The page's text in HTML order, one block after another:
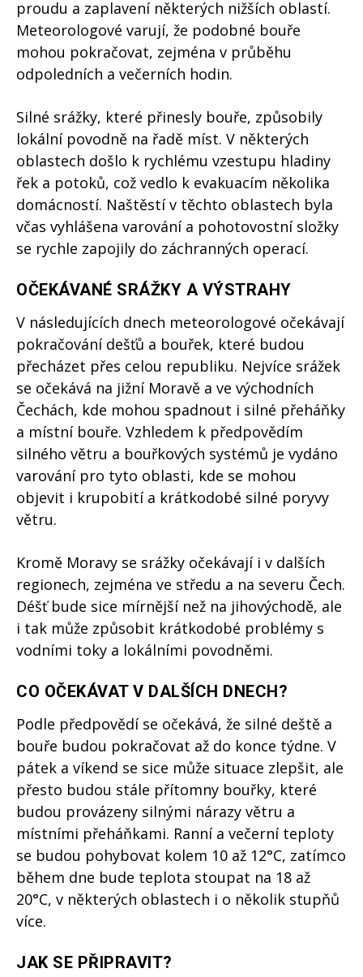
proudu a zaplavení některých nižších oblastí.
Meteorologové varují, že podobné bouře
mohou pokračovat, zejména v průběhu
odpoledních a večerních hodin.
Silné srážky, které přinesly bouře, způsobily
lokální povodně na řadě míst. V některých
oblastech došlo k rychlému vzestupu hladiny
řek a potoků, což vedlo k evakuacím několika
domácností. Naštěstí v těchto oblastech byla
včas vyhlášena varování a pohotovostní složky
se rychle zapojily do záchranných operací.
OČEKÁVANÉ SRÁŽKY A VÝSTRAHY
V následujících dnech meteorologové očekávají
pokračování dešťů a bouřek, které budou
přecházet přes celou republiku. Nejvíce srážek
se očekává na jižní Moravě a ve východních
Čechách, kde mohou spadnout i silné přeháňky
a místní bouře. Vzhledem k předpovědím
silného větru a bouřkových systémů je vydáno
varování pro tyto oblasti, kde se mohou
objevit i krupobití a krátkodobé silné poryvy
větru.
Kromě Moravy se srážky očekávají i v dalších
regionech, zejména ve středu a na severu Čech.
Déšť bude sice mírnější než na jihovýchodě, ale
i tak může způsobit krátkodobé problémy s
vodními toky a lokálními povodněmi.
CO OČEKÁVAT V DALŠÍCH DNECH?
Podle předpovědí se očekává, že silné deště a
bouře budou pokračovat až do konce týdne. V
pátek a víkend se sice může situace zlepšit, ale
přesto budou stále přítomny bouřky, které
budou provázeny silnými nárazy větru a
místními přeháňkami. Ranní a večerní teploty
se budou pohybovat kolem 10 až 12°C, zatímco
během dne bude teplota stoupat na 18 až
20°C, v některých oblastech i o několik stupňů
více.
JAK SE PŘIPRAVIT?